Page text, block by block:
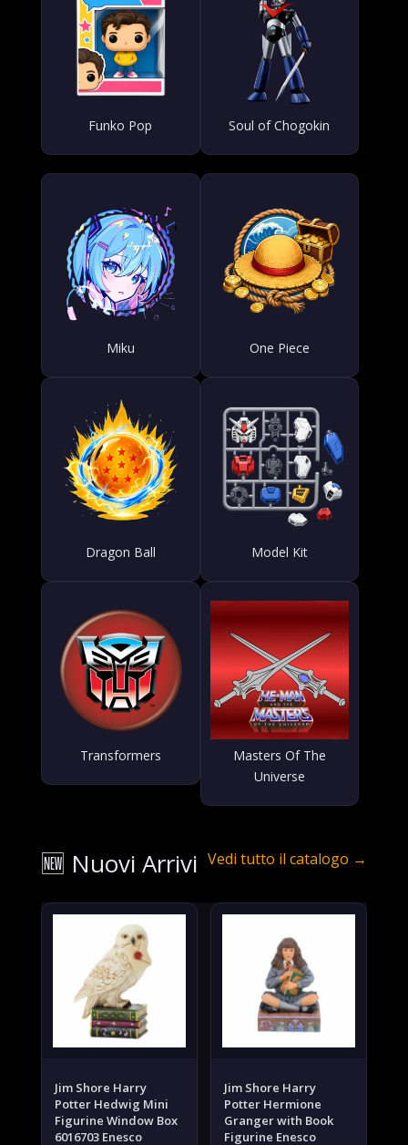
Funko Pop Soul of Chogokin
Miku One Piece
Dragon Ball Model Kit
Transformers
Masters Of The
Universe
🆕 Nuovi Arrivi Vedi tutto il catalogo →
Jim Shore Harry
Potter Hedwig Mini
Figurine Window Box
6016703 Enesco
Jim Shore Harry
Potter Hermione
Granger with Book
Figurine Enesco